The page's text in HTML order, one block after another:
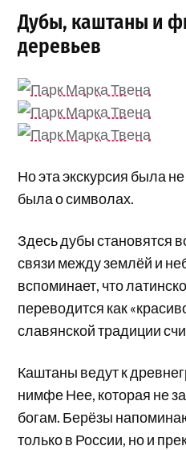
Дубы, каштаны и
деревьев
Но эта экскурсия была
была о символах.
Здесь дубы становятся
связи между землёй и
вспоминает, что
переводится как
славянской традиции
Каштаны ведут к
нимфе Нее, которая не
богам. Берёзы
только в России, но и